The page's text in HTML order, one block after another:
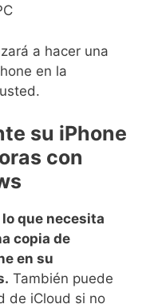
a hacer una
en la
su iPhone
con
que necesita
copia de
en su
También puede
de iCloud si no